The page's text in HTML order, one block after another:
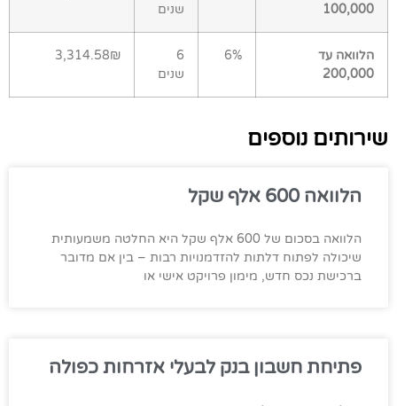
100,000
שנים
הלוואה עד
200,000
6%
6
שנים
3,314.58₪
שירותים נוספים
הלוואה 600 אלף שקל
הלוואה בסכום של 600 אלף שקל היא החלטה משמעותית
שיכולה לפתוח דלתות להזדמנויות רבות – בין אם מדובר
ברכישת נכס חדש, מימון פרויקט אישי או
פתיחת חשבון בנק לבעלי אזרחות כפולה